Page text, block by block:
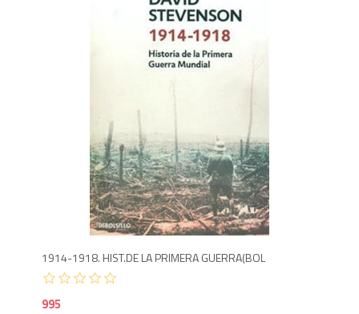
1914-1918. HIST.DE LA PRIMERA GUERRA(BOL
995